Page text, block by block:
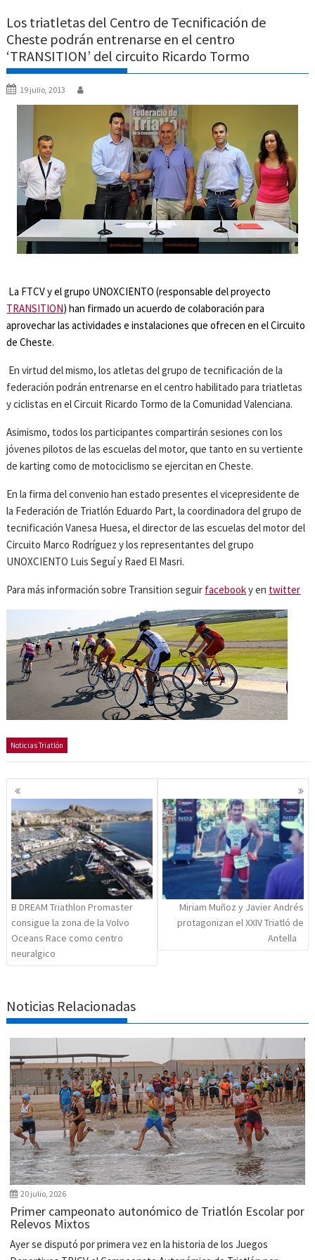
Los triatletas del Centro de Tecnificación de
Cheste podrán entrenarse en el centro
‘TRANSITION’ del circuito Ricardo Tormo
19 julio, 2013
La FTCV y el grupo UNOXCIENTO (responsable del proyecto
TRANSITION) han firmado un acuerdo de colaboración para
aprovechar las actividades e instalaciones que ofrecen en el Circuito
de Cheste.
En virtud del mismo, los atletas del grupo de tecnificación de la
federación podrán entrenarse en el centro habilitado para triatletas
y ciclistas en el Circuit Ricardo Tormo de la Comunidad Valenciana.
Asimismo, todos los participantes compartirán sesiones con los
jóvenes pilotos de las escuelas del motor, que tanto en su vertiente
de karting como de motociclismo se ejercitan en Cheste.
En la firma del convenio han estado presentes el vicepresidente de
la Federación de Triatlón Eduardo Part, la coordinadora del grupo de
tecnificación Vanesa Huesa, el director de las escuelas del motor del
Circuito Marco Rodríguez y los representantes del grupo
UNOXCIENTO Luis Seguí y Raed El Masri.
Para más información sobre Transition seguir facebooky en twitter
Noticias Triatlón
Navegación
de
entradas
B DREAM Triathlon Promaster
consigue la zona de la Volvo
Oceans Race como centro
neuralgico
Miriam Muñoz y Javier Andrés
protagonizan el XXIV Triatló de
Antella
Noticias Relacionadas
20 julio, 2026
Primer campeonato autonómico de Triatlón Escolar por
Relevos Mixtos
Ayer se disputó por primera vez en la historia de los Juegos